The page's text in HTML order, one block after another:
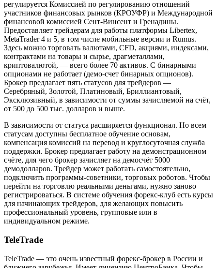
регулируется Комиссией по регулированию отношений
участников финансовых рынков (КРОУФР) и Международной
финансовой комиссией Сент-Винсент и Гренадины.
Предоставляет трейдерам для работы платформы Libertex,
MetaTrader 4 и 5, в том числе мобильные версии и Rumus.
Здесь можно торговать валютами, CFD, акциями, индексами,
контрактами на товары и сырье, драгметаллами,
криптовалютой, — всего более 70 активов. С бинарными
опционами не работает (демо-счет бинарных опционов).
Брокер предлагает пять статусов для трейдеров —
Серебряный, Золотой, Платиновый, Бриллиантовый,
Эксклюзивный, в зависимости от суммы зачисляемой на счёт,
от 500 до 500 тыс. долларов и выше.
В зависимости от статуса расширяется функционал. Но всем
статусам доступны бесплатное обучение основам,
компенсация комиссий на перевод и круглосуточная служба
поддержки. Брокер предлагает работу на демонстрационном
счёте, для чего брокер зачисляет на демосчёт 5000
демодолларов. Трейдер может работать самостоятельно,
подключить программы-советники, торговых роботов. Чтобы
перейти на торговлю реальными деньгами, нужно заново
регистрироваться. В системе обучения форекс-клуб есть курсы
для начинающих трейдеров, для желающих повысить
профессиональный уровень, групповые или в
индивидуальном режиме.
TeleTrade
TeleTrade — это очень известный форекс-брокер в России и